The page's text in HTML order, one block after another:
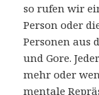
so rufen wir
Person oder
Personen aus
und Gore.
mehr oder
mentale